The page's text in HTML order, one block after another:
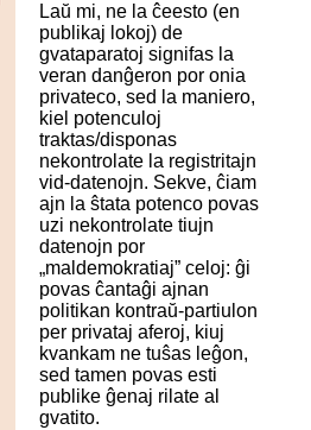
Laŭ mi, ne la ĉeesto (en
publikaj lokoj) de
gvataparatoj signifas la
veran danĝeron por onia
privateco, sed la maniero,
kiel potenculoj
traktas/disponas
nekontrolate la registritajn
vid-datenojn. Sekve, ĉiam
ajn la ŝtata potenco povas
uzi nekontrolate tiujn
datenojn por
„maldemokratiaj” celoj: ĝi
povas ĉantaĝi ajnan
politikan kontraŭ-partiulon
per privataj aferoj, kiuj
kvankam ne tuŝas leĝon,
sed tamen povas esti
publike ĝenaj rilate al
gvatito.